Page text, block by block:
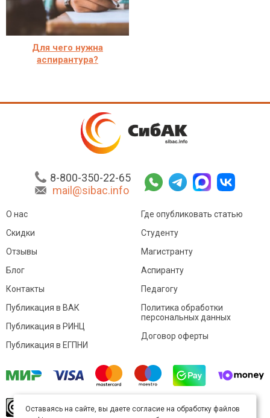
Для чего нужна
аспирантура?
8-800-350-22-65
mail@sibac.info
О нас
Скидки
Отзывы
Блог
Контакты
Где опубликовать статью
Студенту
Магистранту
Аспиранту
Педагогу
Публикация в ВАК
Публикация в РИНЦ
Публикация в ЕГПНИ
Политика обработки
персональных данных
Договор оферты
произведение доступно полицензии Creative
Оставаясь на сайте, вы даете согласие на обработку файлов